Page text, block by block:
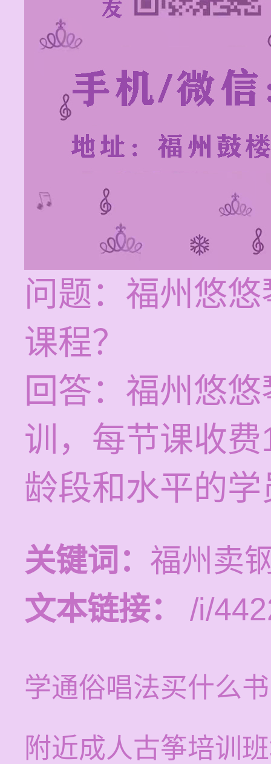
问题：福州悠
课程？
回答：福州悠
训，每节课收
龄段和水平的学
关键词： 福州卖
文本链接：
/i/
学通俗唱法买什么
附近成人古筝培训